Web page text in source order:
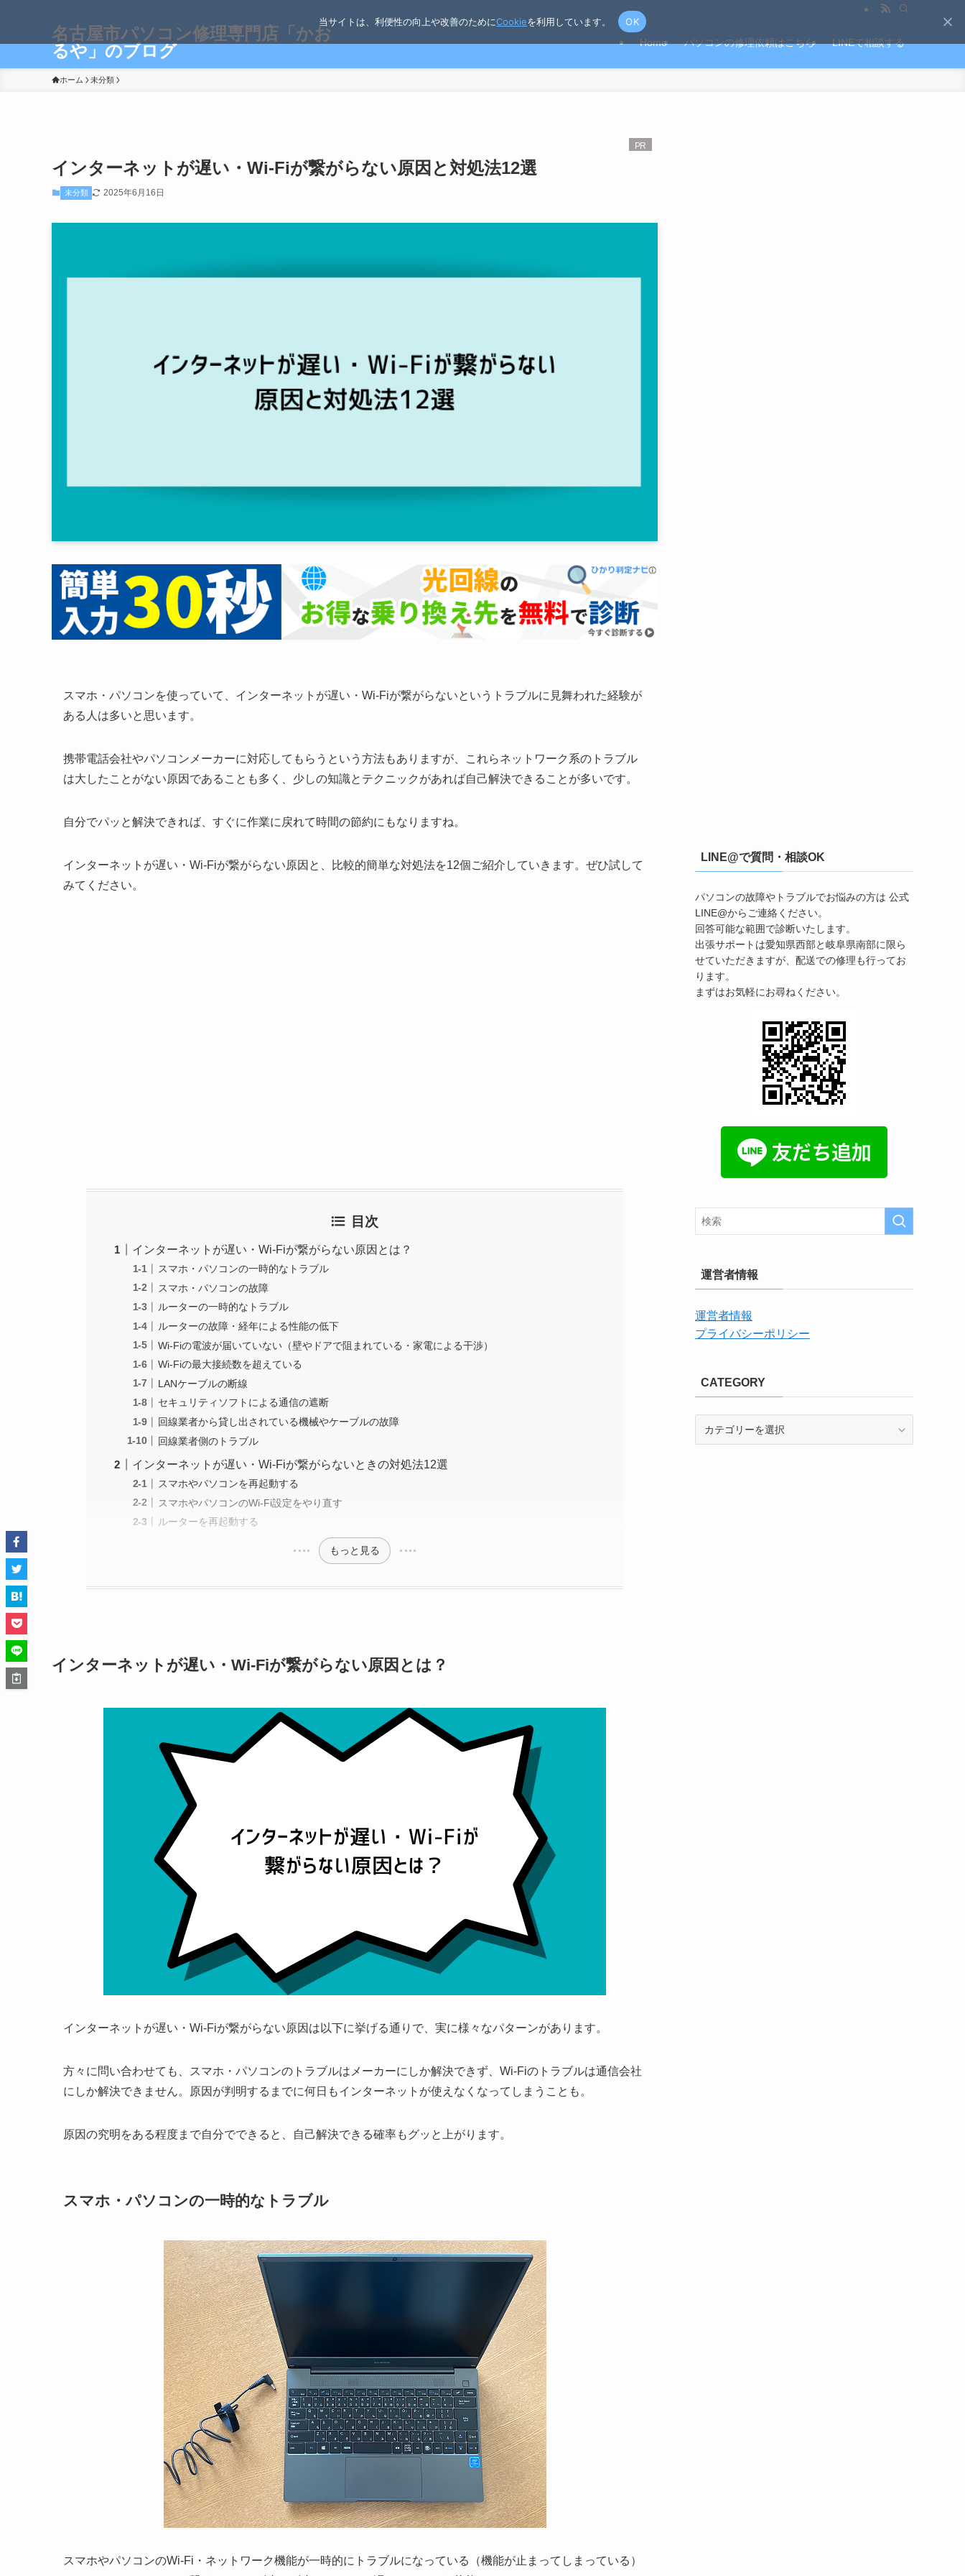
名古屋市パソコン修理専門店「かお
るや」のブログ
Home パソコンの修理依頼はこちら LINEで相談する
ホーム 未分類
インターネットが遅い・Wi-Fiが繋がらない原因と対処法12選
未分類 2025年6月16日
スマホ・パソコンを使っていて、インターネットが遅い・Wi-Fiが繋がらないというトラブルに見舞われた経験が
ある人は多いと思います。
携帯電話会社やパソコンメーカーに対応してもらうという方法もありますが、これらネットワーク系のトラブル
は大したことがない原因であることも多く、少しの知識とテクニックがあれば自己解決できることが多いです。
自分でパッと解決できれば、すぐに作業に戻れて時間の節約にもなりますね。
インターネットが遅い・Wi-Fiが繋がらない原因と、比較的簡単な対処法を12個ご紹介していきます。ぜひ試して
みてください。
目次
インターネットが遅い・Wi-Fiが繋がらない原因とは？
スマホ・パソコンの一時的なトラブル
スマホ・パソコンの故障
ルーターの一時的なトラブル
ルーターの故障・経年による性能の低下
Wi-Fiの電波が届いていない（壁やドアで阻まれている・家電による干渉）
Wi-Fiの最大接続数を超えている
LANケーブルの断線
セキュリティソフトによる通信の遮断
回線業者から貸し出されている機械やケーブルの故障
回線業者側のトラブル
インターネットが遅い・Wi-Fiが繋がらないときの対処法12選
スマホやパソコンを再起動する
スマホやパソコンのWi-Fi設定をやり直す
ルーターを再起動する
もっと見る
インターネットが遅い・Wi-Fiが繋がらない原因とは？
インターネットが遅い・Wi-Fiが繋がらない原因は以下に挙げる通りで、実に様々なパターンがあります。
方々に問い合わせても、スマホ・パソコンのトラブルはメーカーにしか解決できず、Wi-Fiのトラブルは通信会社
にしか解決できません。原因が判明するまでに何日もインターネットが使えなくなってしまうことも。
原因の究明をある程度まで自分でできると、自己解決できる確率もグッと上がります。
スマホ・パソコンの一時的なトラブル
スマホやパソコンのWi-Fi・ネットワーク機能が一時的にトラブルになっている（機能が止まってしまっている）
LINE@で質問・相談OK
パソコンの故障やトラブルでお悩みの方は 公式
LINE@からご連絡ください。
回答可能な範囲で診断いたします。
出張サポートは愛知県西部と岐阜県南部に限ら
せていただきますが、配送での修理も行ってお
ります。
まずはお気軽にお尋ねください。
運営者情報
運営者情報
プライバシーポリシー
CATEGORY
当サイトは、利便性の向上や改善のためにCookieを利用しています。 OK